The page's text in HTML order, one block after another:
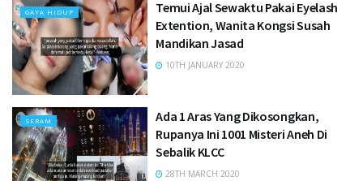
GAYA HIDUP
Temui Ajal Sewaktu Pakai Eyelash
Extention, Wanita Kongsi Susah
Mandikan Jasad
10TH JANUARY 2020
SERAM
Ada 1 Aras Yang Dikosongkan,
Rupanya Ini 1001 Misteri Aneh Di
Sebalik KLCC
28TH MARCH 2020